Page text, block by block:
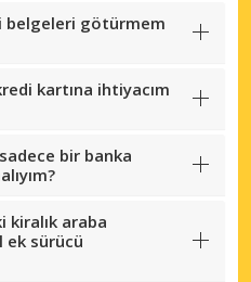
belgeleri götürmem
kartına ihtiyacım
bir banka
kiralık araba
ek sürücü